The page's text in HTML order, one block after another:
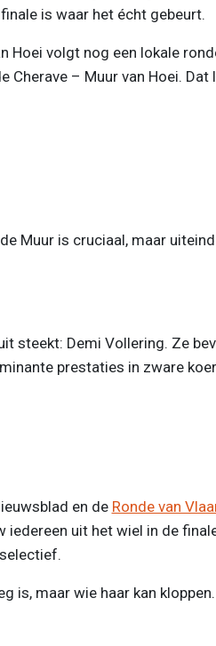
is waar het écht gebeurt.
Hoei volgt nog een lokale
Cherave – Muur van Hoei.
Muur is cruciaal, maar
steekt: Demi Vollering. Ze
prestaties in zware
en de Ronde van
uit het wiel in de
is, maar wie haar kan kloppen.